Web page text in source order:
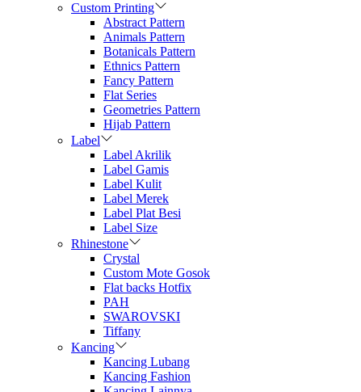
Custom Printing
Abstract Pattern
Animals Pattern
Botanicals Pattern
Ethnics Pattern
Fancy Pattern
Flat Series
Geometries Pattern
Hijab Pattern
Label
Label Akrilik
Label Gamis
Label Kulit
Label Merek
Label Plat Besi
Label Size
Rhinestone
Crystal
Custom Mote Gosok
Flat backs Hotfix
PAH
SWAROVSKI
Tiffany
Kancing
Kancing Lubang
Kancing Fashion